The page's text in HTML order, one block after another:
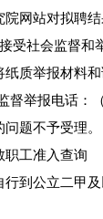
网站对拟聘
受社会监督和
质举报材料
举报电话：（
题不予受理。
职工准入查询
到公立二甲